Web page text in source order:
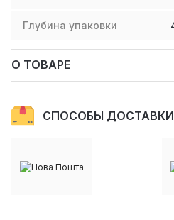
Глубина упаковки
О ТОВАРЕ
СПОСОБЫ ДОСТАВКИ